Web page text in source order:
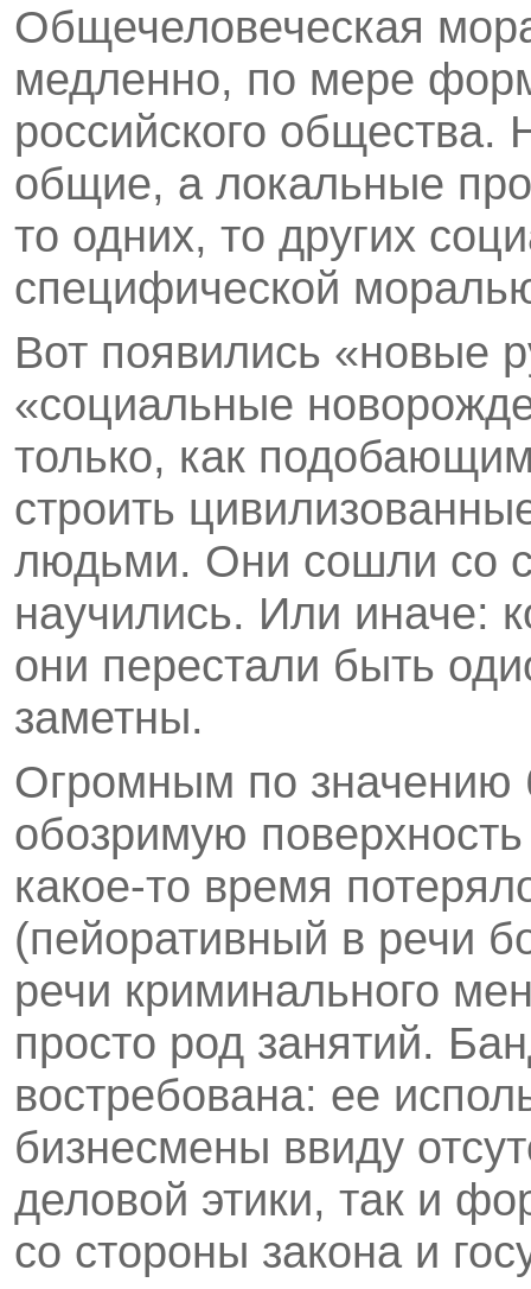
Общечеловеческая
медленно, по мере
российского общества.
общие, а локальные
то одних, то других
специфической
Вот появились «новые
«социальные
только, как
строить
людьми. Они сошли со
научились. Или иначе:
они перестали быть
заметны.
Огромным по значению
обозримую
какое-то время
(пейоративный в речи
речи криминального
просто род занятий.
востребована: ее
бизнесмены ввиду
деловой этики, так и
со стороны закона и